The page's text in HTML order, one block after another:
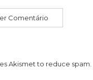
Akismet to reduce spam.